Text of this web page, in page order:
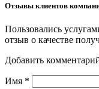
Отзывы клиентов
Пользовались
отзыв о качестве
Добавить
Имя *